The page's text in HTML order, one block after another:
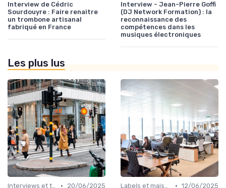
Interview de Cédric
Sourdouyre : Faire renaître
un trombone artisanal
fabriqué en France
Interview - Jean-Pierre Goffi
(DJ Network Formation) : la
reconnaissance des
compétences dans les
musiques électroniques
Les plus lus
Interviews et témoignages •
20/06/2025
Labels et maisons de disques • 12/06/2025